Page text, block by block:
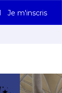
Je m'inscris